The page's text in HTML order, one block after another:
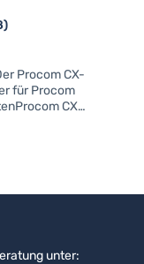
für Procom
CX-
unter: